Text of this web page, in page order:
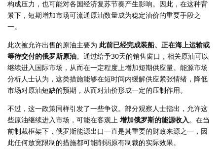
构成压力，也可能对各国经济复苏节奏产生影响。因此，在这种背
景下，短期增加市场可流通原油数量成为稳定油价的重要手段之
一。
此次被允许出售的原油主要为 此前已经完成装船、正在海上运输或
等待交付的俄罗斯原油。通过给予30天的销售窗口，相关原油可以
继续进入国际市场，从而在一定程度上增加短期供应量。能源市场
分析人士认为，这类措施能够在短时间内缓解供应紧张情绪，降低
市场对原油短缺的预期，从而对油价形成一定的压制作用。
不过，这一政策同样引发了一些争议。部分观察人士指出，允许这
些原油继续进入市场，可能在客观上 增加俄罗斯的能源收入 。在当
前制裁框架下，俄罗斯能源出口一直是其重要的财政来源之一，因
此任何放宽限制的措施都可能削弱原有制裁的实际效果。